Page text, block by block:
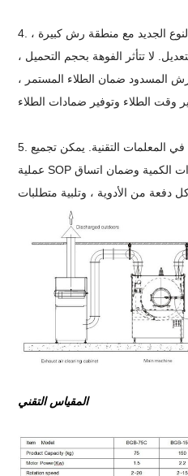
4. إنها تتبنى مسدس الرش من النوع الجديد مع منطقة رش كبيرة ،
لا تتأثر الفوهة بحجم التحميل ،
المسدود ضمان الطلاء المستمر ،
5. يتم تحقيق العرض الكمي والتحكم في المعلمات التقنية. يمكن تجميع
عملية SOP لتوجيه العملية باستخدام المؤشرات الكمية وضمان اتساق
المقياس التقني